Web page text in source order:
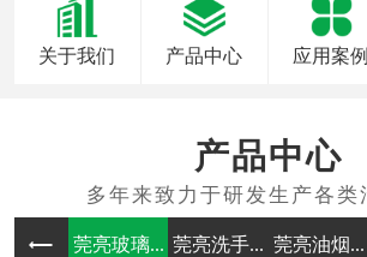
关于我们 产品中心 应用案例
产品中心
莞亮玻璃... 莞亮洗手... 莞亮油烟...